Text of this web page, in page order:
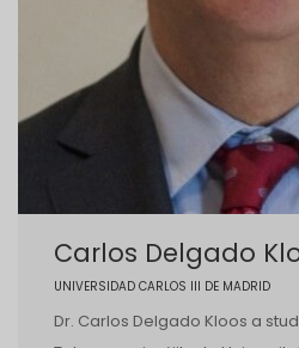
Carlos Delgado
UNIVERSIDAD CARLOS III DE MADRID
Dr. Carlos Delgado Kloos a